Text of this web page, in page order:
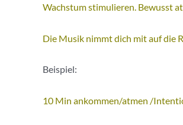
Wachstum stimulieren. Bewusst
Die Musik nimmt dich mit auf die
Beispiel:
10 Min ankommen/atmen /